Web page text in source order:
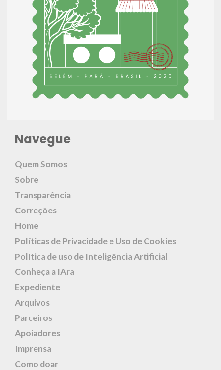
Navegue
Quem Somos
Sobre
Transparência
Correções
Home
Políticas de Privacidade e Uso de Cookies
Política de uso de Inteligência Artificial
Conheça a IAra
Expediente
Arquivos
Parceiros
Apoiadores
Imprensa
Como doar